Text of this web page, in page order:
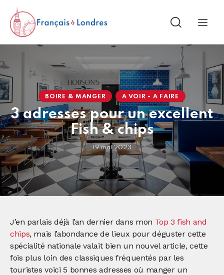
BOIRE & MANGER A VOIR - A FAIRE
3 adresses pour un excellent
Fish & chips
19 mai 2023
J’en parlais déjà l’an dernier dans mon Top 3 fish and
chips, mais l’abondance de lieux pour déguster cette
spécialité nationale valait bien un nouvel article, cette
fois plus loin des classiques fréquentés par les
touristes voici 5 bonnes adresses où manger un